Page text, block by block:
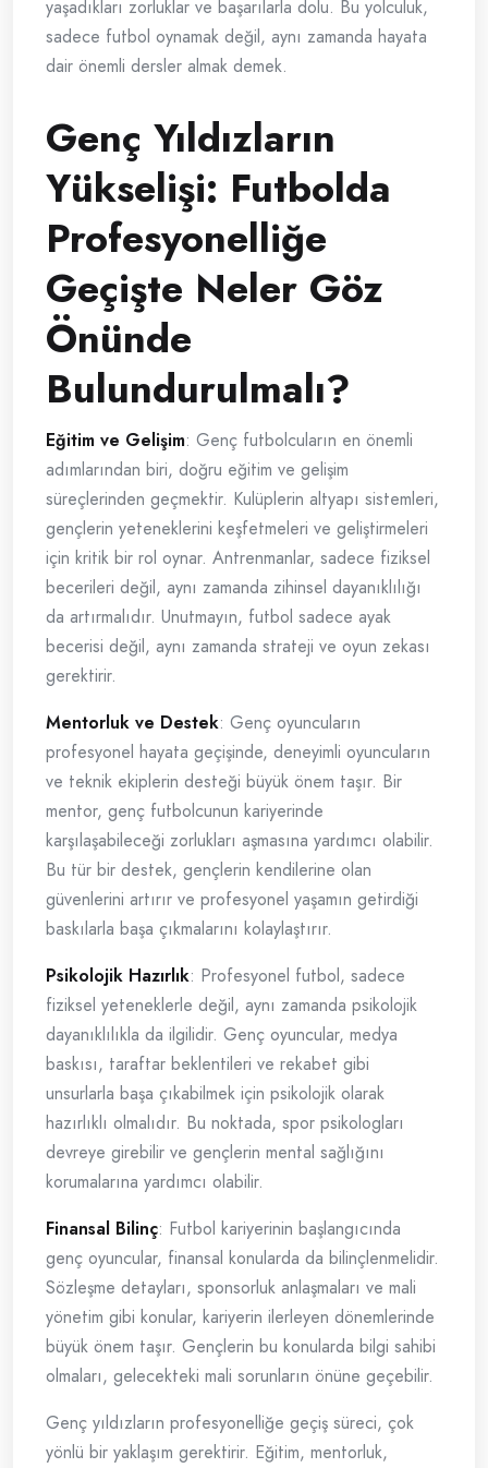
yaşadıkları zorluklar ve başarılarla dolu. Bu yolculuk,
sadece futbol oynamak değil, aynı zamanda hayata
dair önemli dersler almak demek.
Genç Yıldızların
Yükselişi: Futbolda
Profesyonelliğe
Geçişte Neler Göz
Önünde
Bulundurulmalı?
Eğitim ve Gelişim: Genç futbolcuların en önemli
adımlarından biri, doğru eğitim ve gelişim
süreçlerinden geçmektir. Kulüplerin altyapı sistemleri,
gençlerin yeteneklerini keşfetmeleri ve geliştirmeleri
için kritik bir rol oynar. Antrenmanlar, sadece fiziksel
becerileri değil, aynı zamanda zihinsel dayanıklılığı
da artırmalıdır. Unutmayın, futbol sadece ayak
becerisi değil, aynı zamanda strateji ve oyun zekası
gerektirir.
Mentorluk ve Destek: Genç oyuncuların
profesyonel hayata geçişinde, deneyimli oyuncuların
ve teknik ekiplerin desteği büyük önem taşır. Bir
mentor, genç futbolcunun kariyerinde
karşılaşabileceği zorlukları aşmasına yardımcı olabilir.
Bu tür bir destek, gençlerin kendilerine olan
güvenlerini artırır ve profesyonel yaşamın getirdiği
baskılarla başa çıkmalarını kolaylaştırır.
Psikolojik Hazırlık: Profesyonel futbol, sadece
fiziksel yeteneklerle değil, aynı zamanda psikolojik
dayanıklılıkla da ilgilidir. Genç oyuncular, medya
baskısı, taraftar beklentileri ve rekabet gibi
unsurlarla başa çıkabilmek için psikolojik olarak
hazırlıklı olmalıdır. Bu noktada, spor psikologları
devreye girebilir ve gençlerin mental sağlığını
korumalarına yardımcı olabilir.
Finansal Bilinç: Futbol kariyerinin başlangıcında
genç oyuncular, finansal konularda da bilinçlenmelidir.
Sözleşme detayları, sponsorluk anlaşmaları ve mali
yönetim gibi konular, kariyerin ilerleyen dönemlerinde
büyük önem taşır. Gençlerin bu konularda bilgi sahibi
olmaları, gelecekteki mali sorunların önüne geçebilir.
Genç yıldızların profesyonelliğe geçiş süreci, çok
yönlü bir yaklaşım gerektirir. Eğitim, mentorluk,